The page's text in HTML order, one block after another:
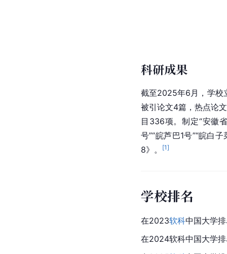
科研成果
截至2025年6月，学校
被引论文4篇，热点论
目336项。制定“安徽
号”“皖芦巴1号”“皖白
8》。
[1]
学校排名
在2023软科中国大学
在2024软科中国大学